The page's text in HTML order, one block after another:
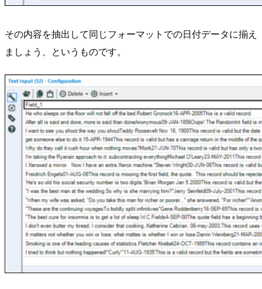
その内容を抽出して同じフォーマットでの日付データに揃え
ましょう、というものです。